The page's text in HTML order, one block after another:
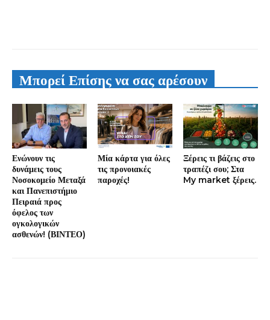
Μπορεί Επίσης να σας αρέσουν
Ενώνουν τις
δυνάμεις τους
Νοσοκομείο Μεταξά
και Πανεπιστήμιο
Πειραιά προς
όφελος των
ογκολογικών
ασθενών! (ΒΙΝΤΕΟ)
Μία κάρτα για όλες
τις προνοιακές
παροχές!
Ξέρεις τι βάζεις στο
τραπέζι σου; Στα
My market ξέρεις.